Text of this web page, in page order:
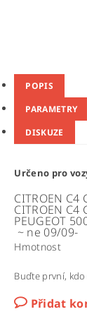
POPIS
PARAMETRY
DISKUZE
Určeno pro
CITROEN
CITROEN
PEUGEOT
~ ne 09/09-
Hmotnost
Buďte první,
Přidat